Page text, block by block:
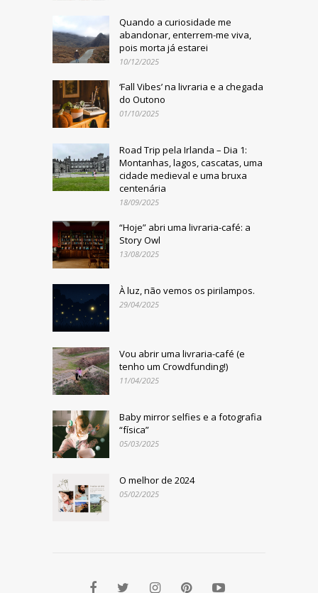
Quando a curiosidade me
abandonar, enterrem-me viva,
pois morta já estarei
10/12/2025
‘Fall Vibes’ na livraria e a chegada
do Outono
01/10/2025
Road Trip pela Irlanda – Dia 1:
Montanhas, lagos, cascatas, uma
cidade medieval e uma bruxa
centenária
18/09/2025
“Hoje” abri uma livraria-café: a
Story Owl
13/08/2025
À luz, não vemos os pirilampos.
29/04/2025
Vou abrir uma livraria-café (e
tenho um Crowdfunding!)
11/04/2025
Baby mirror selfies e a fotografia
“física”
05/03/2025
O melhor de 2024
05/02/2025